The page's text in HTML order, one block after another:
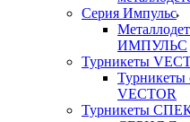
Серия Импульс
ИМПУЛЬС
Турникеты
Турникеты
VECTOR
Турникеты